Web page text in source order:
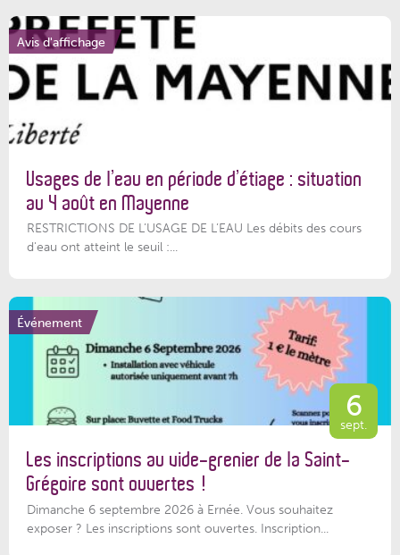
Avis d'affichage
Usages de l’eau en période d’étiage : situation
au 4 août en Mayenne
RESTRICTIONS DE L’USAGE DE L’EAU Les débits des cours
d'eau ont atteint le seuil :...
Événement
6
sept.
Les inscriptions au vide-grenier de la Saint-
Grégoire sont ouvertes !
Dimanche 6 septembre 2026 à Ernée. Vous souhaitez
exposer ? Les inscriptions sont ouvertes. Inscription...